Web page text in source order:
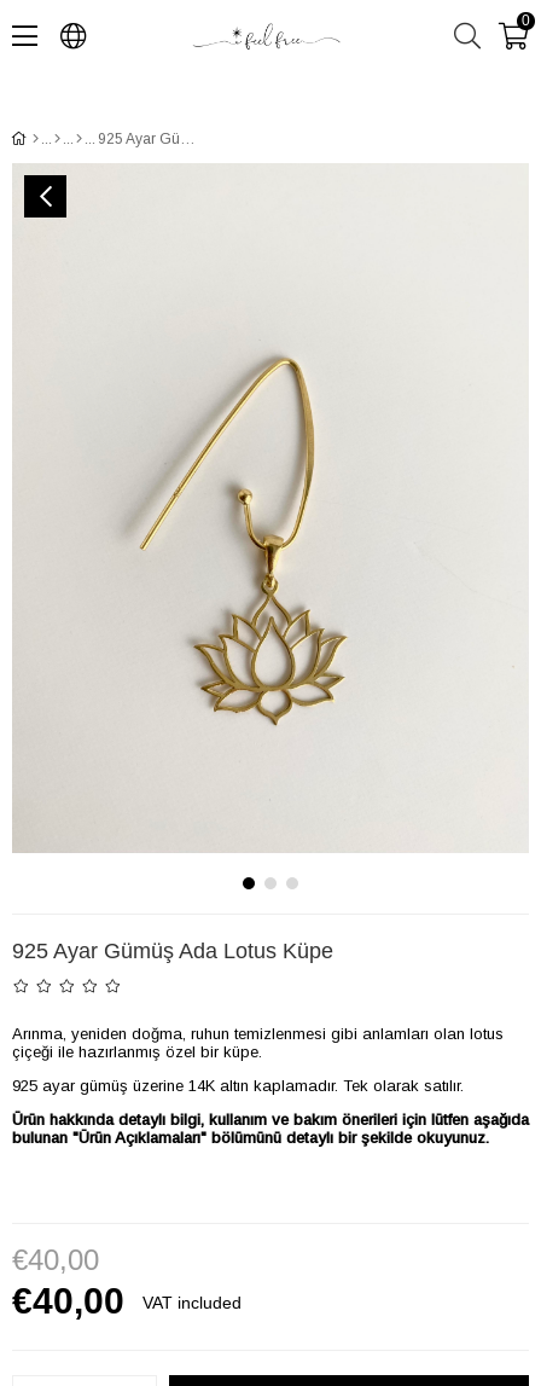
0
925 Ayar Gümüş Ada Lotus Küpe
925 Ayar Gümüş Ada Lotus Küpe
Arınma, yeniden doğma, ruhun temizlenmesi gibi anlamları olan lotus
çiçeği ile hazırlanmış özel bir küpe.
925 ayar gümüş üzerine 14K altın kaplamadır. Tek olarak satılır.
Ürün hakkında detaylı bilgi, kullanım ve bakım önerileri için lütfen aşağıda
bulunan "Ürün Açıklamaları" bölümünü detaylı bir şekilde okuyunuz.
€40,00
VAT included
€40,00